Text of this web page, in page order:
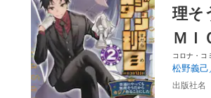
理そ
Ｍ
コロナ・コ
松野義
出版社名